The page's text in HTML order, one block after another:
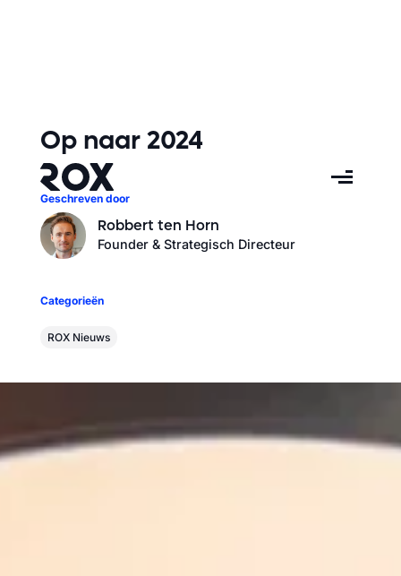
Op naar 2024
Geschreven door
Robbert ten Horn
Founder & Strategisch Directeur
Categorieën
ROX Nieuws